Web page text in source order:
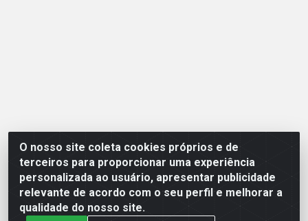
O nosso site coleta cookies próprios e de
terceiros para proporcionar uma experiência
personalizada ao usuário, apresentar publicidade
relevante de acordo com o seu perfil e melhorar a
qualidade do nosso site.
Opção Atacadista - Setor De Industria Qi 21 Lt 23 A 41,
SN - Setor Industrial (Ceilândia), Brasília/DF - CEP
72265-210 - CNPJ 17.244.285/0001-09